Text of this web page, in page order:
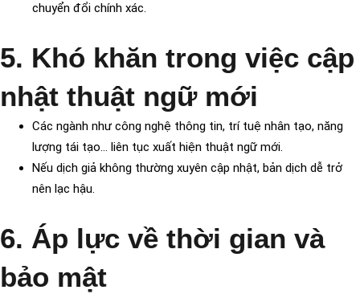
chuyển đổi chính xác.
5. Khó khăn trong việc cập
nhật thuật ngữ mới
Các ngành như công nghệ thông tin, trí tuệ nhân tạo, năng
lượng tái tạo… liên tục xuất hiện thuật ngữ mới.
Nếu dịch giả không thường xuyên cập nhật, bản dịch dễ trở
nên lạc hậu.
6. Áp lực về thời gian và
bảo mật